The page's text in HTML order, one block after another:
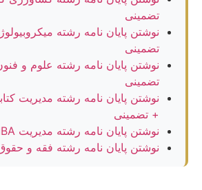
تضمینی
نوشتن پایان نامه رشته
تضمینی
نوشتن پایان نامه رشته علوم و
تضمینی
نوشتن پایان نامه رشته مدیریت
+ تضمینی
نوشتن پایان نامه رشته مدیریت MBA + تضمینی
نوشتن پایان نامه رشته فقه و